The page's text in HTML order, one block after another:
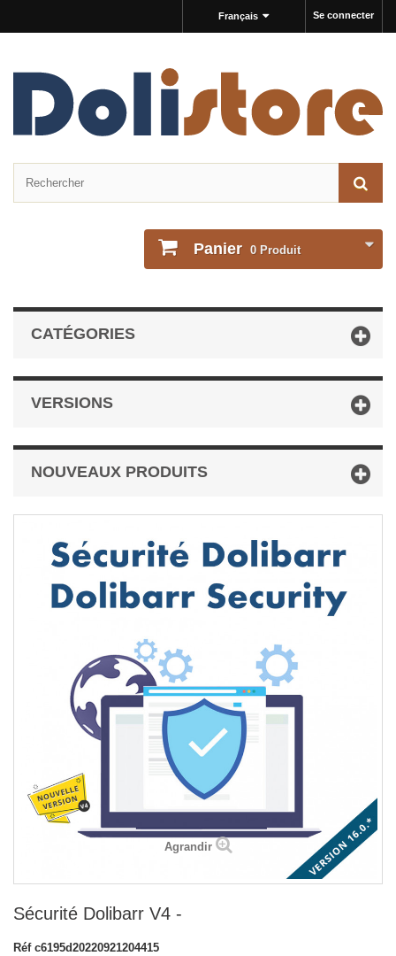
Se connecter
Français
Panier 0 Produit
CATÉGORIES
VERSIONS
NOUVEAUX PRODUITS
Agrandir
Sécurité Dolibarr V4 -
Réf c6195d20220921204415